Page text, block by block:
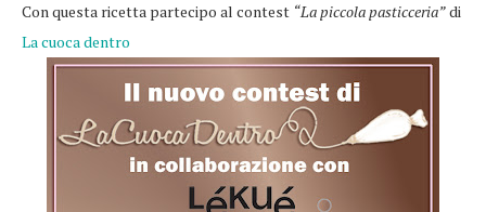
Con questa ricetta partecipo al contest “La piccola pasticceria”di
La cuoca dentro